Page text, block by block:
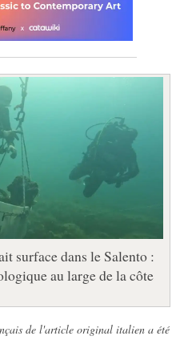
surface dans le Salento :
au large de la côte
de l'article original italien a été